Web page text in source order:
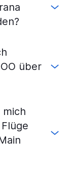
über
mich